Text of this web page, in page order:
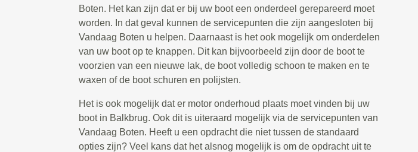
Boten. Het kan zijn dat er bij uw boot een onderdeel gerepareerd moet
worden. In dat geval kunnen de servicepunten die zijn aangesloten bij
Vandaag Boten u helpen. Daarnaast is het ook mogelijk om onderdelen
van uw boot op te knappen. Dit kan bijvoorbeeld zijn door de boot te
voorzien van een nieuwe lak, de boot volledig schoon te maken en te
waxen of de boot schuren en polijsten.
Het is ook mogelijk dat er motor onderhoud plaats moet vinden bij uw
boot in Balkbrug. Ook dit is uiteraard mogelijk via de servicepunten van
Vandaag Boten. Heeft u een opdracht die niet tussen de standaard
opties zijn? Veel kans dat het alsnog mogelijk is om de opdracht uit te